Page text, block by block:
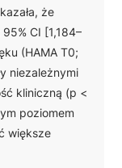
że
CI [1,184–
(HAMA T0;
niezależnymi
kliniczną (p <
poziomem
większe